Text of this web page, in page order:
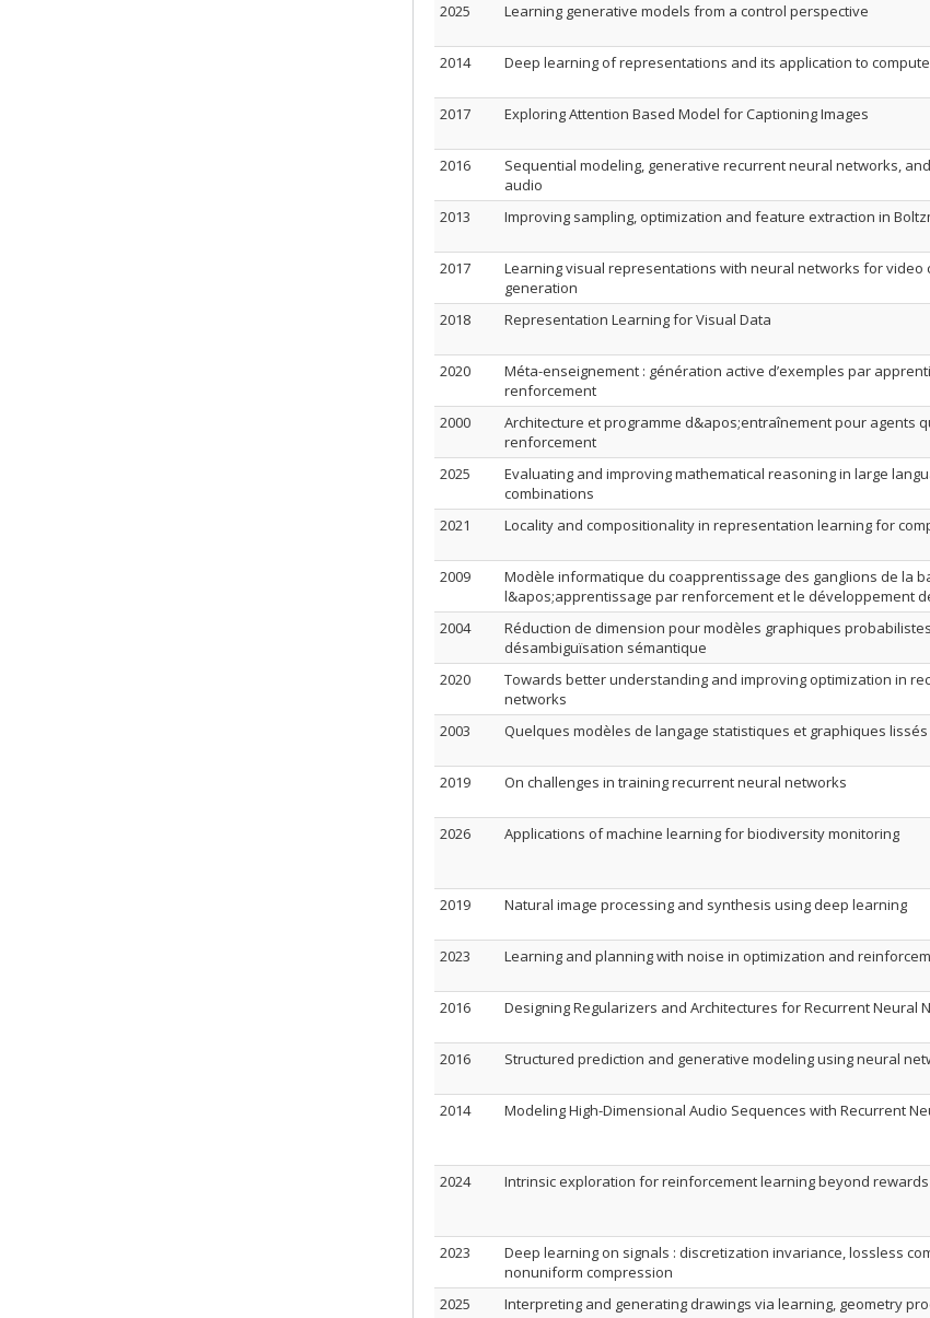
2025
Learning generative models from a control perspective
2014
Deep learning of representations and its application to
2017
Exploring Attention Based Model for Captioning Images
2016
Sequential modeling, generative recurrent neural networks,
audio
2013
Improving sampling, optimization and feature extraction in
2017
Learning visual representations with neural networks for video
generation
2018
Representation Learning for Visual Data
2020
Méta-enseignement : génération active d’exemples par
renforcement
2000
Architecture et programme d&apos;entraînement pour agents
renforcement
2025
Evaluating and improving mathematical reasoning in large
combinations
2021
Locality and compositionality in representation learning for
2009
Modèle informatique du coapprentissage des ganglions de la
l&apos;apprentissage par renforcement et le développement
2004
Réduction de dimension pour modèles graphiques
désambiguïsation sémantique
2020
Towards better understanding and improving optimization in
networks
2003
Quelques modèles de langage statistiques et graphiques
2019
On challenges in training recurrent neural networks
2026
Applications of machine learning for biodiversity monitoring
2019
Natural image processing and synthesis using deep learning
2023
Learning and planning with noise in optimization and
2016
Designing Regularizers and Architectures for Recurrent Neural
2016
Structured prediction and generative modeling using neural
2014
Modeling High-Dimensional Audio Sequences with Recurrent
2024 Intrinsic exploration for reinforcement learning beyond rewards
2023
Deep learning on signals : discretization invariance, lossless
nonuniform compression
2025
Interpreting and generating drawings via learning, geometry